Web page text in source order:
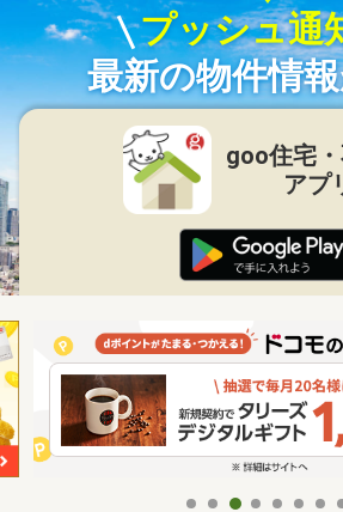
プッシュ通
最新の物件情
goo住宅
アプ